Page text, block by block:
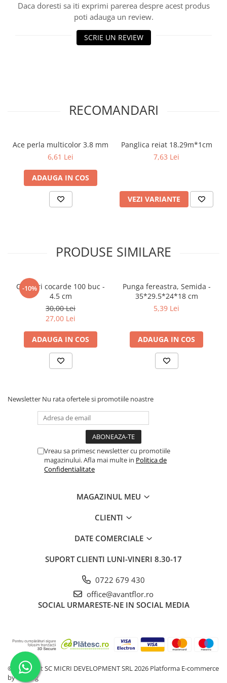
Daca doresti sa iti exprimi parerea despre acest produs
poti adauga un review.
SCRIE UN REVIEW
RECOMANDARI
Ace perla multicolor 3.8 mm
6,61 Lei
ADAUGA IN COS
Panglica reiat 18.29m*1cm
7,63 Lei
VEZI VARIANTE
PRODUSE SIMILARE
-10%
Clipsuri cocarde 100 buc -
4.5 cm
30,00 Lei
27,00 Lei
ADAUGA IN COS
Punga fereastra, Semida -
35*29.5*24*18 cm
5,39 Lei
ADAUGA IN COS
Newsletter Nu rata ofertele si promotiile noastre
Vreau sa primesc newsletter cu promotiile
magazinului. Afla mai multe in Politica de
Confidentialitate
MAGAZINUL MEU
CLIENTI
DATE COMERCIALE
SUPORT CLIENTI LUNI-VINERI 8.30-17
0722 679 430
office@avantflor.ro
SOCIAL URMARESTE-NE IN SOCIAL MEDIA
©Copyright SC MICRI DEVELOPMENT SRL 2026 Platforma E-commerce
by Gomag